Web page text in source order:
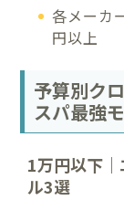
各メーカ
円以上
予算別ク
スパ最強
1万円以下
ル3選